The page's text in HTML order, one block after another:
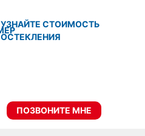
УЗНАЙТЕ СТОИМОСТЬ
ОСТЕКЛЕНИЯ
ПОЗВОНИТЕ МНЕ